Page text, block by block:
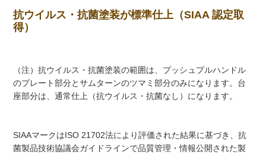
抗ウイルス・抗菌塗装が標準仕上（SIAA 認定取
得）
（注）抗ウイルス・抗菌塗装の範囲は、プッシュプルハンドル
のプレート部分とサムターンのツマミ部分のみになります。台
座部分は、通常仕上（抗ウイルス・抗菌なし）になります。
SIAAマークはISO 21702法により評価された結果に基づき、抗
菌製品技術協議会ガイドラインで品質管理・情報公開された製